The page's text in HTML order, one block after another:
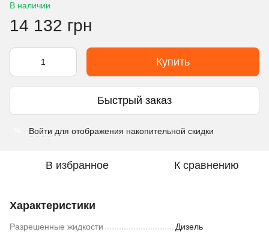
В наличии
14 132 грн
Купить
Быстрый заказ
Войти для отображения накопительной скидки
В избранное К сравнению
Характеристики
Разрешенные жидкости Дизель